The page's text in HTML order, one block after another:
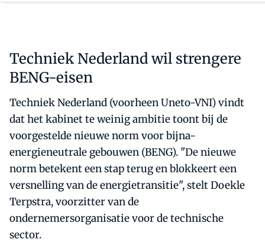
Techniek Nederland wil strengere
BENG-eisen
Techniek Nederland (voorheen Uneto-VNI) vindt
dat het kabinet te weinig ambitie toont bij de
voorgestelde nieuwe norm voor bijna-
energieneutrale gebouwen (BENG). "De nieuwe
norm betekent een stap terug en blokkeert een
versnelling van de energietransitie", stelt Doekle
Terpstra, voorzitter van de
ondernemersorganisatie voor de technische
sector.